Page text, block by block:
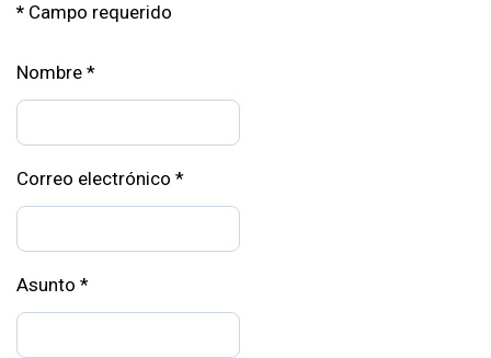
* Campo requerido
Nombre *
Correo electrónico *
Asunto *